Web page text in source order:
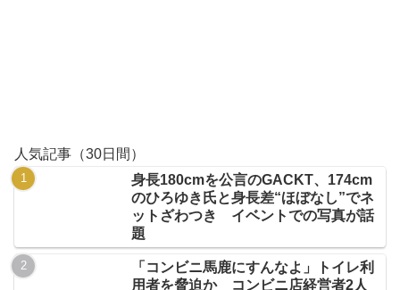
人気記事（30日間）
身長180cmを公言のGACKT、174cm
のひろゆき氏と身長差“ほぼなし”でネ
ットざわつき イベントでの写真が話
題
「コンビニ馬鹿にすんなよ」トイレ利
用者を脅迫か コンビニ店経営者2人